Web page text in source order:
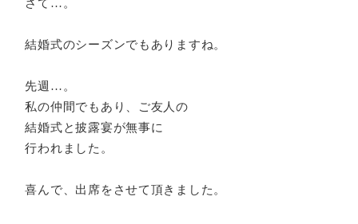
さて…。
結婚式のシーズンでもありますね。
先週…。
私の仲間でもあり、ご友人の
結婚式と披露宴が無事に
行われました。
喜んで、出席をさせて頂きました。